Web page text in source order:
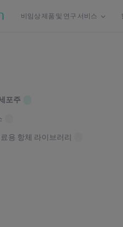
비임상 제품 및 연구 서비스
포주
용 항체 라이브러리